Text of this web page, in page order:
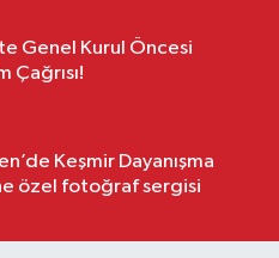
Genel Kurul Öncesi
Çağrısı!
Keşmir Dayanışma
özel fotoğraf sergisi